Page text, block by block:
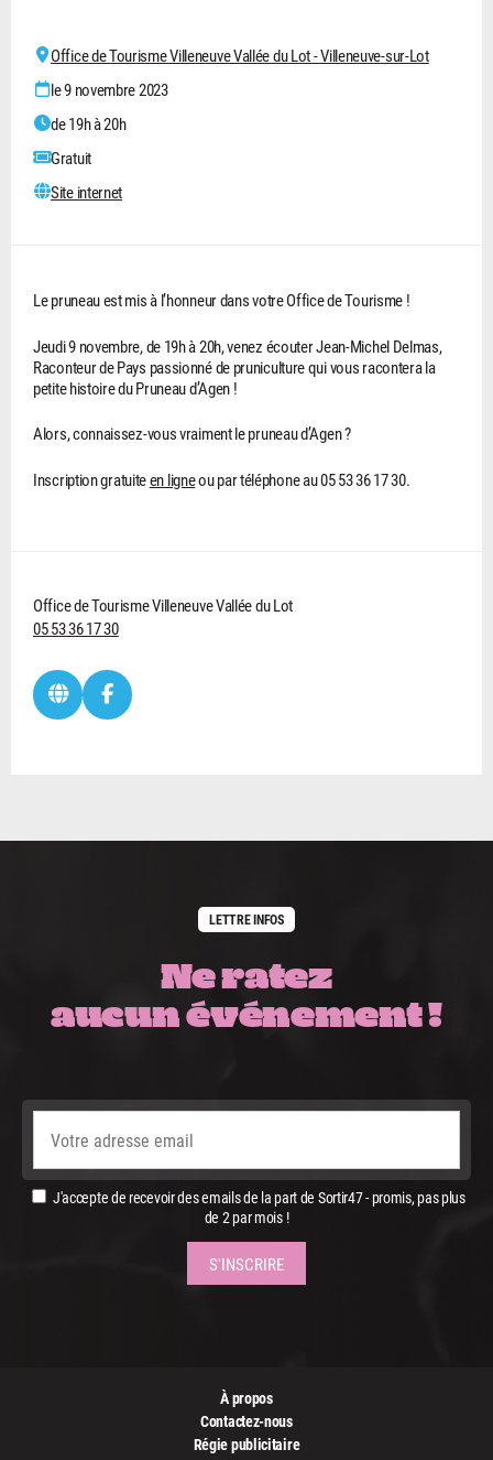
Office de Tourisme Villeneuve Vallée du Lot - Villeneuve-sur-Lot
le 9 novembre 2023
de 19h à 20h
Gratuit
Site internet
Le pruneau est mis à l’honneur dans votre Office de Tourisme !
Jeudi 9 novembre, de 19h à 20h, venez écouter Jean-Michel Delmas,
Raconteur de Pays passionné de pruniculture qui vous racontera la
petite histoire du Pruneau d’Agen !
Alors, connaissez-vous vraiment le pruneau d’Agen ?
Inscription gratuiteen ligneou par téléphone au 05 53 36 17 30.
Office de Tourisme Villeneuve Vallée du Lot
05 53 36 17 30
LETTRE INFOS
Ne ratez
aucun événement !
J'accepte de recevoir des emails de la part de Sortir47 - promis, pas plus
de 2 par mois !
À propos
Contactez-nous
Régie publicitaire